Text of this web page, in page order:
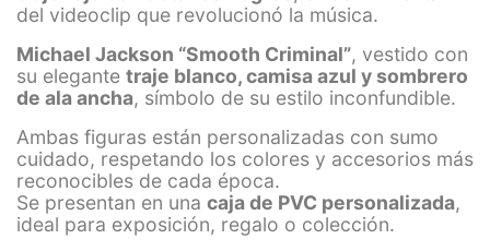
del videoclip que revolucionó la música.
Michael Jackson “Smooth Criminal”, vestido con
su elegante traje blanco, camisa azul y sombrero
de ala ancha, símbolo de su estilo inconfundible.
Ambas figuras están personalizadas con sumo
cuidado, respetando los colores y accesorios más
reconocibles de cada época.
Se presentan en una caja de PVC personalizada,
ideal para exposición, regalo o colección.